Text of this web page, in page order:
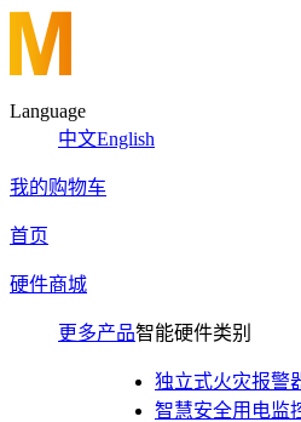
Language
中文English
我的购物车
首页
硬件商城
更多产品智能硬件类别
独立式火灾报警
智慧安全用电监